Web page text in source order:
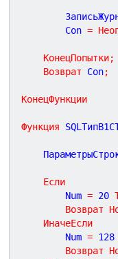
		Con
=
КонецПопытки;
Возврат Con;
КонецФункции
Функция
Если
		Num
= 20
Возврат
ИначеЕсли
		Num
= 128
Возврат